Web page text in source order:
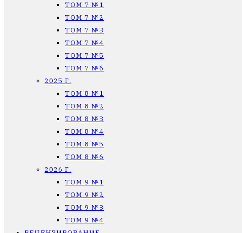
ТОМ 7 №1
ТОМ 7 №2
ТОМ 7 №3
ТОМ 7 №4
ТОМ 7 №5
ТОМ 7 №6
2025 Г.
ТОМ 8 №1
ТОМ 8 №2
ТОМ 8 №3
ТОМ 8 №4
ТОМ 8 №5
ТОМ 8 №6
2026 Г.
ТОМ 9 №1
ТОМ 9 №2
ТОМ 9 №3
ТОМ 9 №4